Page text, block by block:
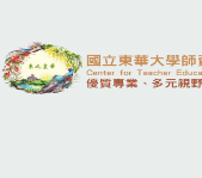
到
主
要